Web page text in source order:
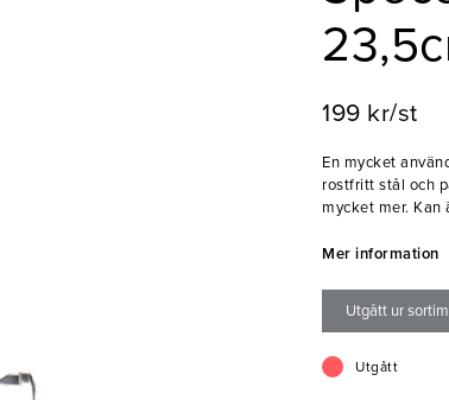
199 kr/st
En mycket
rostfritt stål och
mycket mer. Kan
- Rostfritt 18/10
- Kan diskas i
Mer information
Utgått ur
Utgått